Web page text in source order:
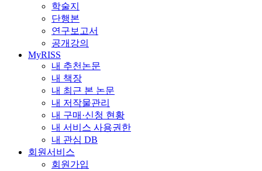
학술지
단행본
연구보고서
공개강의
MyRISS
내 추천논문
내 책장
내 최근 본 논문
내 저작물관리
내 구매·신청 현황
내 서비스 사용권한
내 관심 DB
회원서비스
회원가입